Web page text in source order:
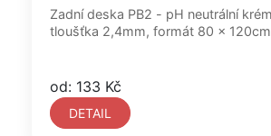
Zadní deska PB2 - pH neutrální krémové barvy,
tloušťka 2,4mm, formát 80 x 120cm
od: 133 Kč
DETAIL